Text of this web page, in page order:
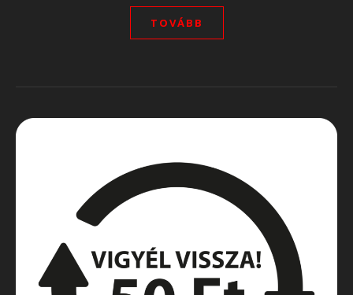
TOVÁBB